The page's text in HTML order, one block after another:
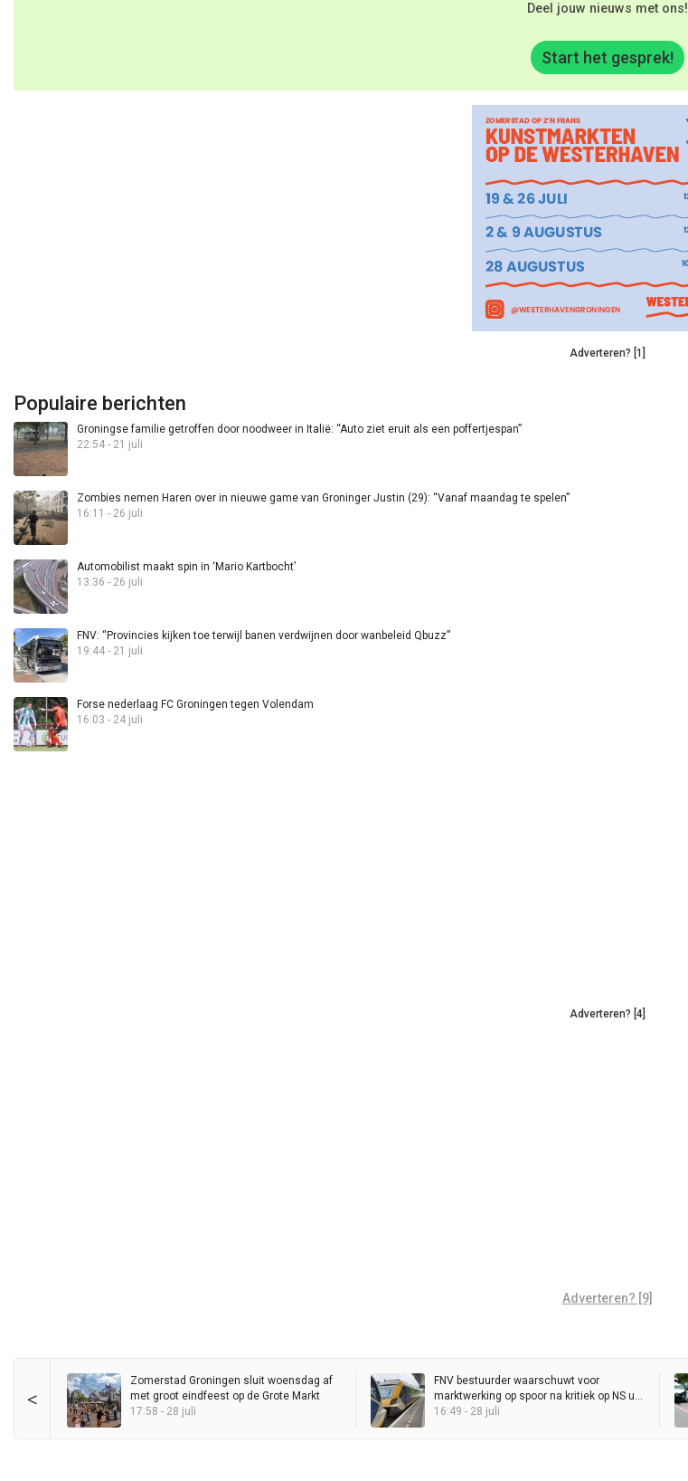
Deel jouw nieuws met ons!
Start het gesprek!
Adverteren? [1]
Populaire berichten
Groningse familie getroffen door noodweer in Italië: “Auto ziet eruit als een poffertjespan”
22:54 - 21 juli
Zombies nemen Haren over in nieuwe game van Groninger Justin (29): “Vanaf maandag te spelen”
16:11 - 26 juli
Automobilist maakt spin in ‘Mario Kartbocht’
13:36 - 26 juli
FNV: “Provincies kijken toe terwijl banen verdwijnen door wanbeleid Qbuzz”
19:44 - 21 juli
Forse nederlaag FC Groningen tegen Volendam
16:03 - 24 juli
Adverteren? [4]
Adverteren? [9]
<
Zomerstad Groningen sluit woensdag af
met groot eindfeest op de Grote Markt
17:58 - 28 juli
FNV bestuurder waarschuwt voor
marktwerking op spoor na kritiek op NS uit
Brussel
16:49 - 28 juli